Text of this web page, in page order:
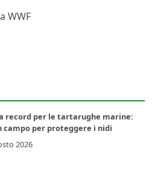
WWF
record per le tartarughe marine:
campo per proteggere i nidi
2026